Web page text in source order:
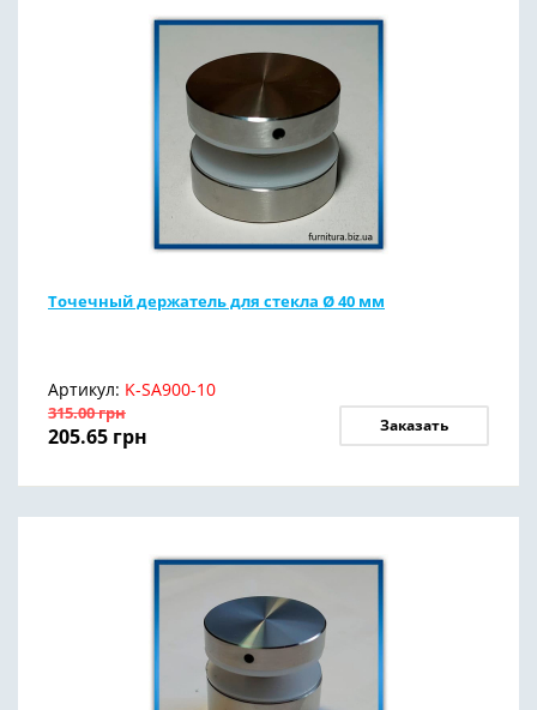
Точечный держатель для стекла Ø 40 мм
Артикул: K-SA900-10
315.00грн
205.65 грн Заказать